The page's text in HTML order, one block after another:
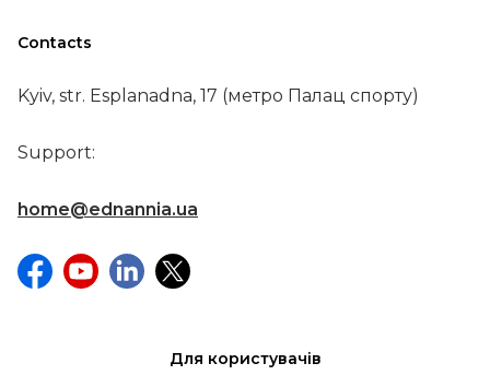
Contacts
Kyiv, str. Esplanadna, 17 (метро Палац спорту)
Support:
home@ednannia.ua
Для користувачів